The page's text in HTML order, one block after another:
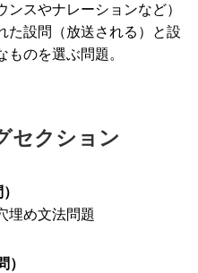
スやナレーションなど）
た設問（放送される）と設
のを選ぶ問題。
セクション
埋め文法問題